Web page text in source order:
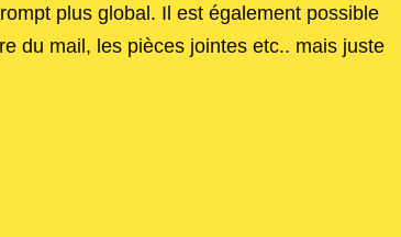
plus global. Il est également possible
du mail, les pièces jointes etc.. mais juste